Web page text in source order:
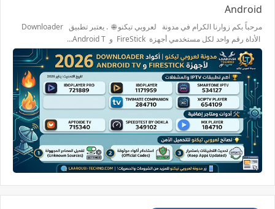
Android
مرحباً بكم زوارنا الكرام في مدونة لعروبي تيكنو 🌐 . يعتبر تطبيق Downloader
الأداة رقم واحد لكل مستخدمي أجهزة FireStick و Android T…